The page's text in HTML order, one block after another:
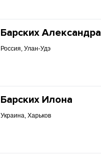
Барских Александра
Россия, Улан-Удэ
Барских Илона
Украина, Харьков